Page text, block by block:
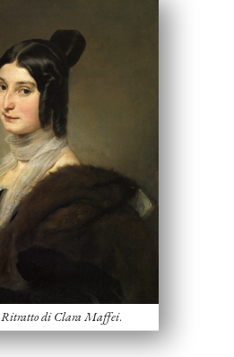
Ritratto di Clara Maffei.